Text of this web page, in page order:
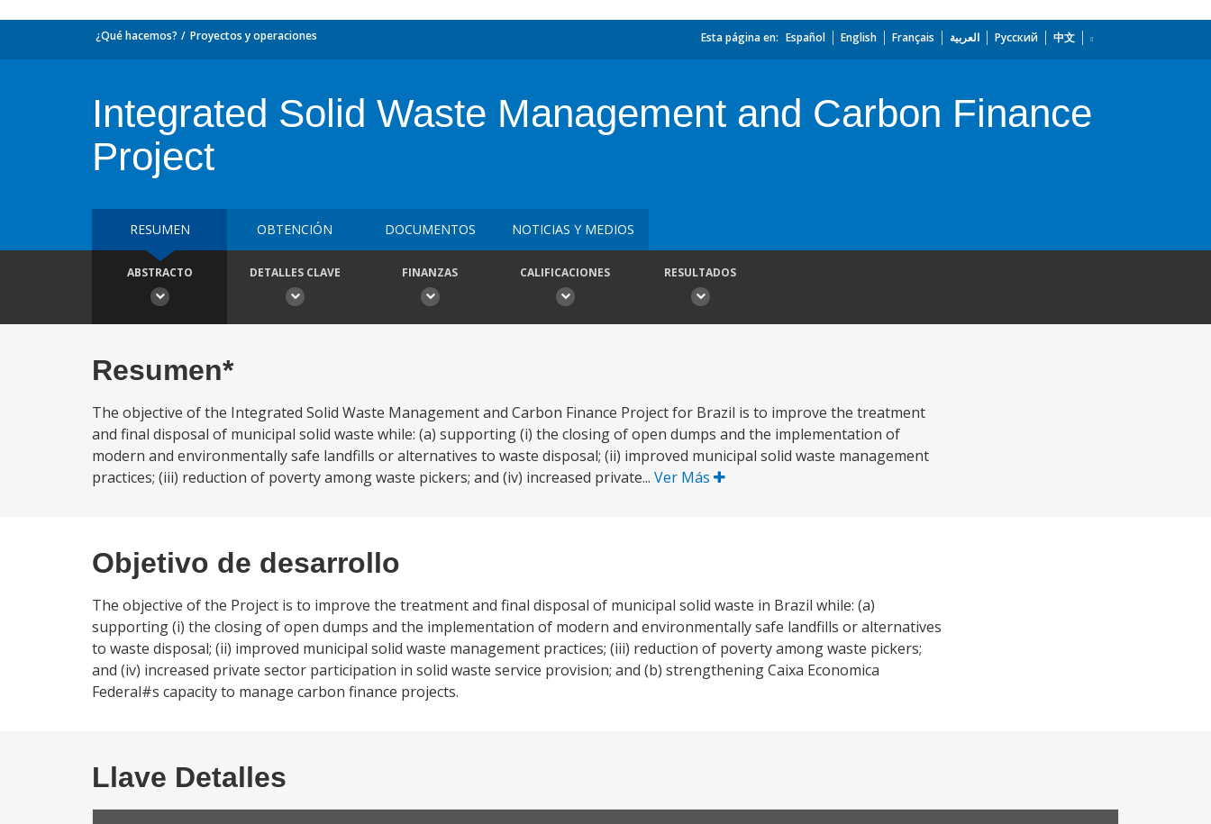
¿Qué hacemos? Proyectos y operaciones Esta página en: Español English Français العربية Русский 中文
Integrated Solid Waste Management and Carbon Finance
Project
RESUMEN OBTENCIÓN DOCUMENTOS NOTICIAS Y MEDIOS
ABSTRACTO DETALLES CLAVE FINANZAS CALIFICACIONES RESULTADOS
Resumen*
The objective of the Integrated Solid Waste Management and Carbon Finance Project for Brazil is to improve the treatment
and final disposal of municipal solid waste while: (a) supporting (i) the closing of open dumps and the implementation of
modern and environmentally safe landfills or alternatives to waste disposal; (ii) improved municipal solid waste management
practices; (iii) reduction of poverty among waste pickers; and (iv) increased private... Ver Más
Objetivo de desarrollo
The objective of the Project is to improve the treatment and final disposal of municipal solid waste in Brazil while: (a)
supporting (i) the closing of open dumps and the implementation of modern and environmentally safe landfills or alternatives
to waste disposal; (ii) improved municipal solid waste management practices; (iii) reduction of poverty among waste pickers;
and (iv) increased private sector participation in solid waste service provision; and (b) strengthening Caixa Economica
Federal#s capacity to manage carbon finance projects.
Llave Detalles